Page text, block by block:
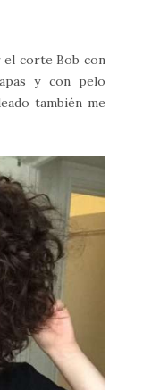
el corte Bob con
y con pelo
también me